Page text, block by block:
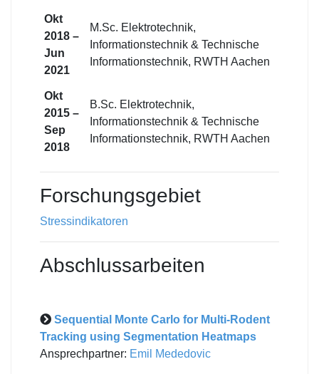
Okt
2018 –
Jun
2021
M.Sc. Elektrotechnik,
Informationstechnik & Technische
Informationstechnik, RWTH Aachen
Okt
2015 –
Sep
2018
B.Sc. Elektrotechnik,
Informationstechnik & Technische
Informationstechnik, RWTH Aachen
Forschungsgebiet
Stressindikatoren
Abschlussarbeiten
Sequential Monte Carlo for Multi-Rodent
Tracking using Segmentation Heatmaps
Ansprechpartner: Emil Mededovic